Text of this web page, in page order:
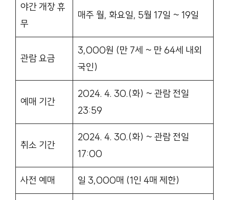
야간 개장 휴
무
매주 월, 화요일, 5월 17일 ~ 19일
관람 요금
3,000원 (만 7세 ~ 만 64세 내외
국인)
예매 기간
2024. 4. 30.(화) ~ 관람 전일
23:59
취소 기간
2024. 4. 30.(화) ~ 관람 전일
17:00
사전 예매 일 3,000매 (1인 4매 제한)